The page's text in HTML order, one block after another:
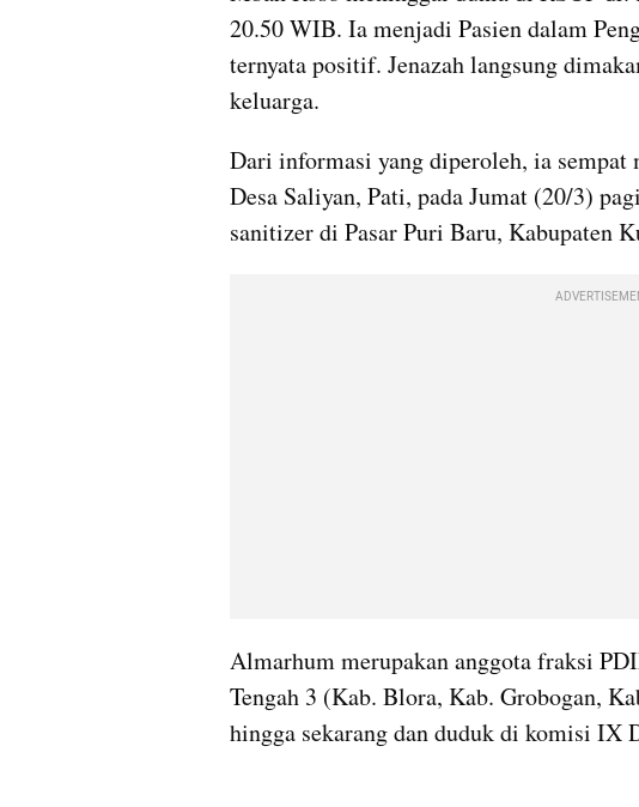
20.50 WIB. Ia menjadi Pasien dalam
ternyata positif. Jenazah langsung
keluarga.
Dari informasi yang diperoleh, ia sempat
Desa Saliyan, Pati, pada Jumat (20/3)
sanitizer di Pasar Puri Baru, Kabupaten
Almarhum merupakan anggota fraksi
Tengah 3 (Kab. Blora, Kab. Grobogan,
hingga sekarang dan duduk di komisi IX